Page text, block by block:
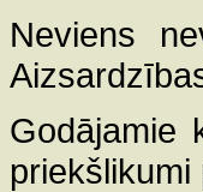
Neviens
Godājamie